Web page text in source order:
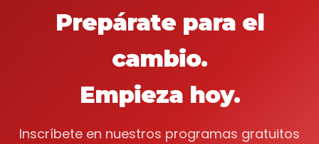
Prepárate para el
cambio.
Empieza hoy.
Inscríbete en nuestros programas gratuitos